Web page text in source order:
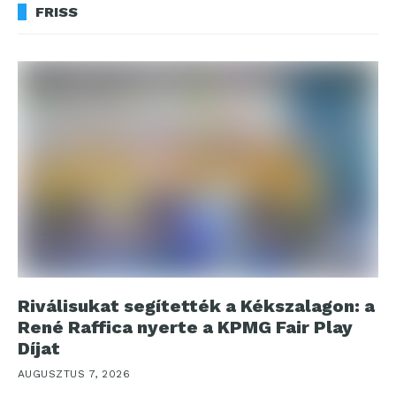
FRISS
Riválisukat segítették a Kékszalagon: a
René Raffica nyerte a KPMG Fair Play
Díjat
AUGUSZTUS 7, 2026